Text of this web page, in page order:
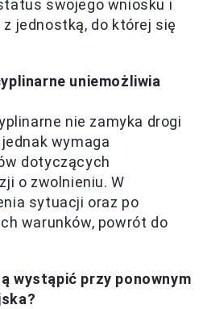
swojego wniosku i
jednostką, do której się
uniemożliwia
nie zamyka drogi
wymaga
dotyczących
o zwolnieniu. W
sytuacji oraz po
warunków, powrót do
wystąpić przy ponownym